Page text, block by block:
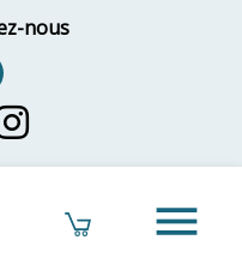
nous
menu